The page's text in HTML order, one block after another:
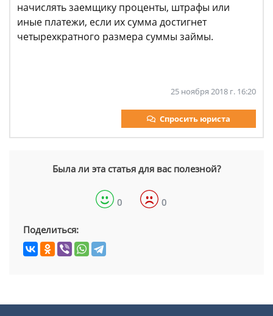
начислять заемщику проценты, штрафы или
иные платежи, если их сумма достигнет
четырехкратного размера суммы займы.
25 ноября 2018 г. 16:20
Спросить юриста
Была ли эта статья для вас полезной?
0 0
Поделиться: